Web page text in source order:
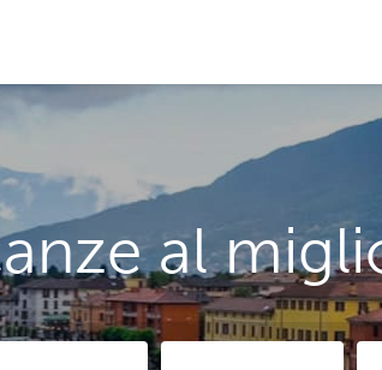
al